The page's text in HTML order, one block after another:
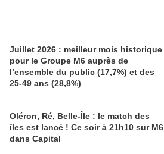
Juillet 2026 : meilleur mois historique
pour le Groupe M6 auprès de
l’ensemble du public (17,7%) et des
25-49 ans (28,8%)
Oléron, Ré, Belle-Île : le match des
îles est lancé ! Ce soir à 21h10 sur M6
dans Capital